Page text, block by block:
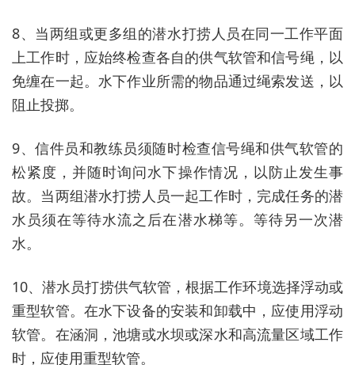
8、当两组或更多组的潜水打捞人员在同一工作平面
上工作时，应始终检查各自的供气软管和信号绳，以
免缠在一起。水下作业所需的物品通过绳索发送，以
阻止投掷。
9、信件员和教练员须随时检查信号绳和供气软管的
松紧度，并随时询问水下操作情况，以防止发生事
故。当两组潜水打捞人员一起工作时，完成任务的潜
水员须在等待水流之后在潜水梯等。等待另一次潜
水。
10、潜水员打捞供气软管，根据工作环境选择浮动或
重型软管。在水下设备的安装和卸载中，应使用浮动
软管。在涵洞，池塘或水坝或深水和高流量区域工作
时，应使用重型软管。